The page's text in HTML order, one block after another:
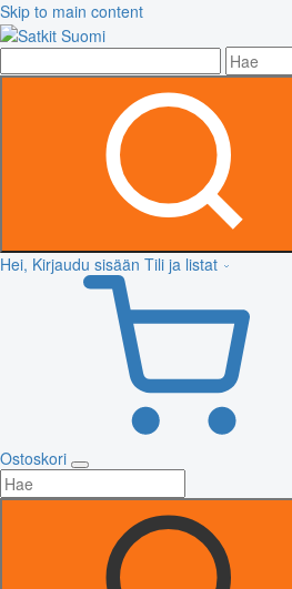
Skip to main content
Hei, Kirjaudu sisään Tili ja listat
Ostoskori